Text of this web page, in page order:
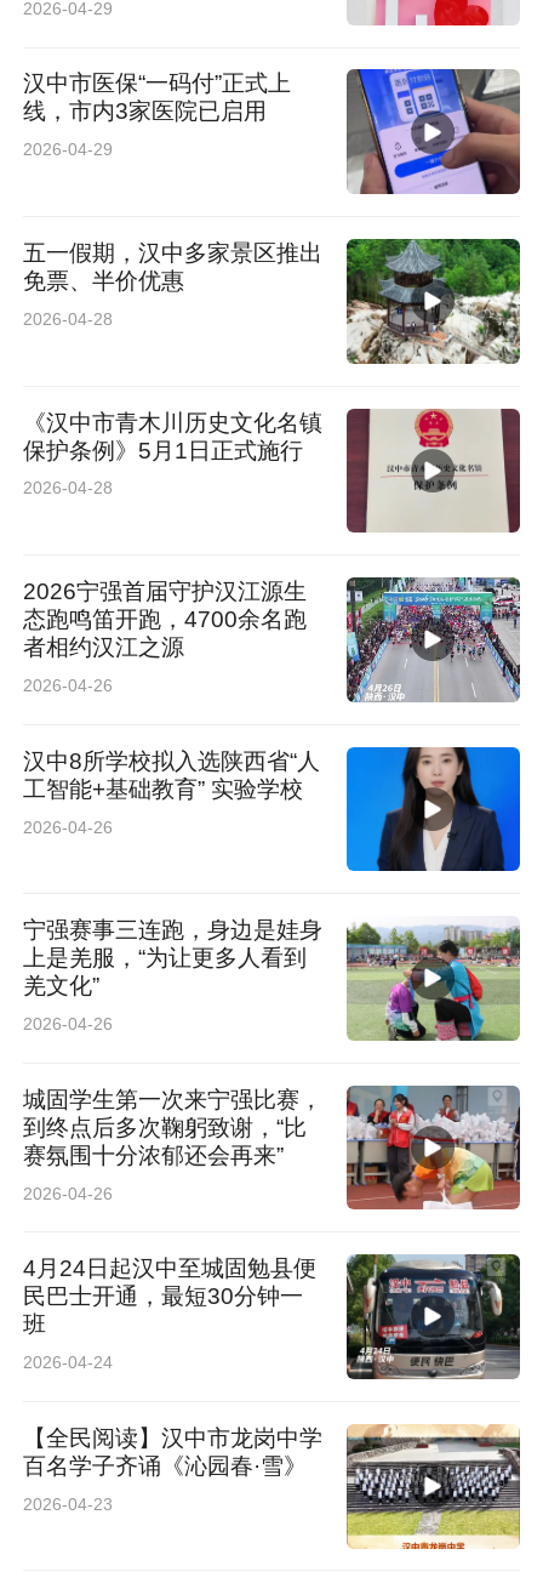
2026-04-29
汉中市医保“一码付”正式上
线，市内3家医院已启用
2026-04-29
五一假期，汉中多家景区推出
免票、半价优惠
2026-04-28
《汉中市青木川历史文化名镇
保护条例》5月1日正式施行
2026-04-28
2026宁强首届守护汉江源生
态跑鸣笛开跑，4700余名跑
者相约汉江之源
2026-04-26
汉中8所学校拟入选陕西省“人
工智能+基础教育” 实验学校
2026-04-26
宁强赛事三连跑，身边是娃身
上是羌服，“为让更多人看到
羌文化”
2026-04-26
城固学生第一次来宁强比赛，
到终点后多次鞠躬致谢，“比
赛氛围十分浓郁还会再来”
2026-04-26
4月24日起汉中至城固勉县便
民巴士开通，最短30分钟一
班
2026-04-24
【全民阅读】汉中市龙岗中学
百名学子齐诵《沁园春·雪》
2026-04-23